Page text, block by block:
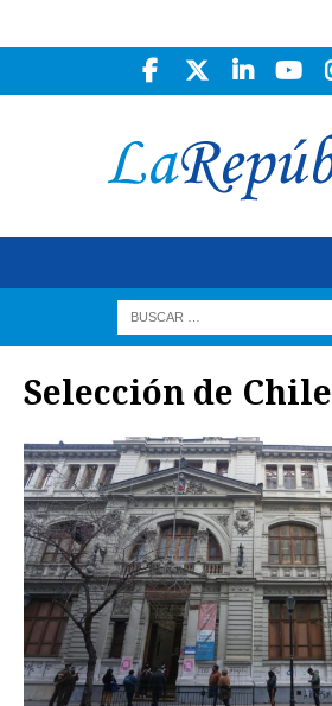
Selección de Chile